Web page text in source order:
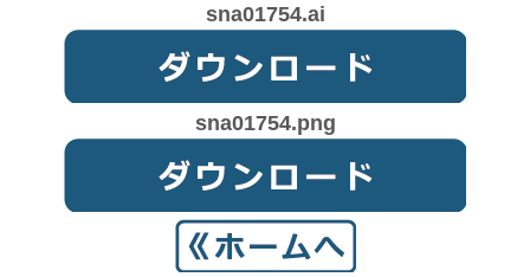
sna01754.ai
sna01754.png